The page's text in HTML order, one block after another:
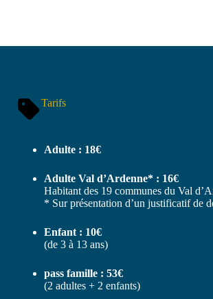
Tarifs
Adulte : 18€
Adulte Val d’Ardenne* : 16€
Habitant des 19 communes du Val
* Sur présentation d’un justificatif de
Enfant : 10€
(de 3 à 13 ans)
pass famille : 53€
(2 adultes + 2 enfants)